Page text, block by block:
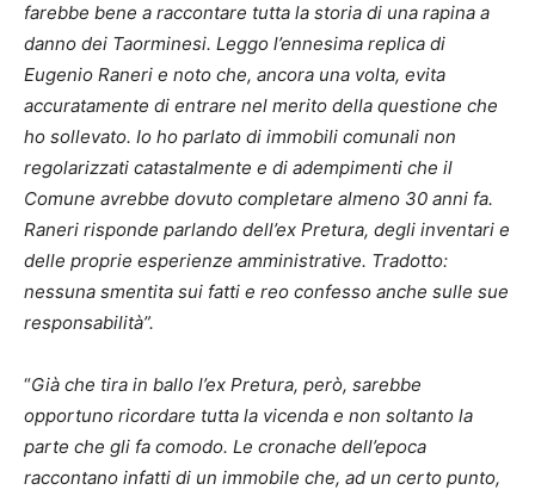
farebbe bene a raccontare tutta la storia di una rapina a
danno dei Taorminesi. Leggo l’ennesima replica di
Eugenio Raneri e noto che, ancora una volta, evita
accuratamente di entrare nel merito della questione che
ho sollevato. Io ho parlato di immobili comunali non
regolarizzati catastalmente e di adempimenti che il
Comune avrebbe dovuto completare almeno 30 anni fa.
Raneri risponde parlando dell’ex Pretura, degli inventari e
delle proprie esperienze amministrative. Tradotto:
nessuna smentita sui fatti e reo confesso anche sulle sue
responsabilità”.
“Già che tira in ballo l’ex Pretura, però, sarebbe
opportuno ricordare tutta la vicenda e non soltanto la
parte che gli fa comodo. Le cronache dell’epoca
raccontano infatti di un immobile che, ad un certo punto,